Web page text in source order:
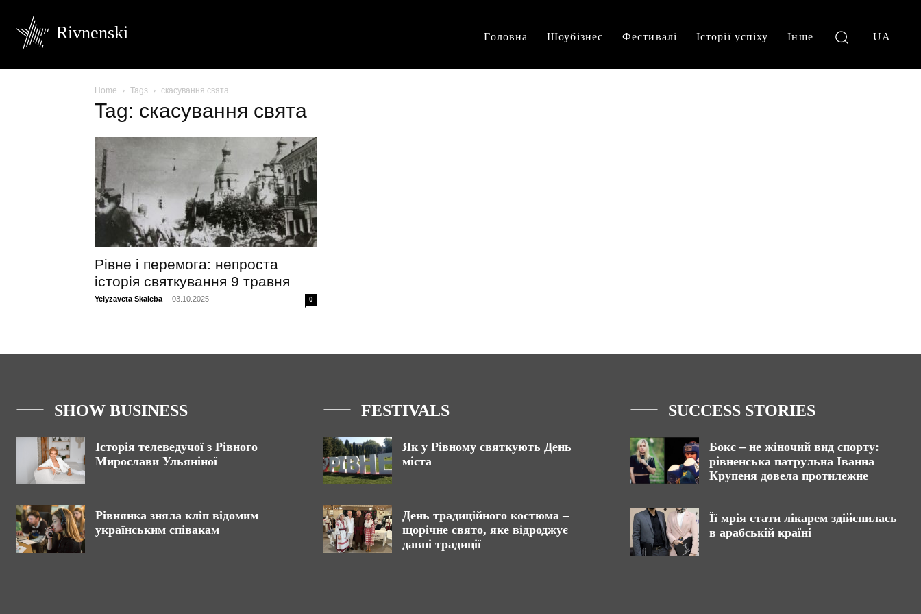
Rivnenski Головна Шоубізнес Фестивалі Історії успіху Інше UA
Home Tags скасування свята
Tag: скасування свята
Рівне і перемога: непроста
історія святкування 9 травня
Yelyzaveta Skaleba - 03.10.2025 0
SHOW BUSINESS
Історія телеведучої з Рівного
Мирослави Ульяніної
Рівнянка зняла кліп відомим
українським співакам
FESTIVALS
Як у Рівному святкують День
міста
День традиційного костюма –
щорічне свято, яке відроджує
давні традиції
SUCCESS STORIES
Бокс – не жіночий вид спорту:
рівненська патрульна Іванна
Крупеня довела протилежне
Її мрія стати лікарем здійснилась
в арабській країні